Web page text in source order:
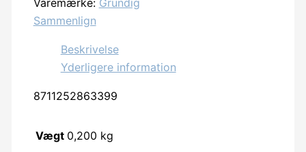
charging
micro
Sammenlign
Beskrivelse
Yderligere information
8711252863399
Vægt 0,200 kg